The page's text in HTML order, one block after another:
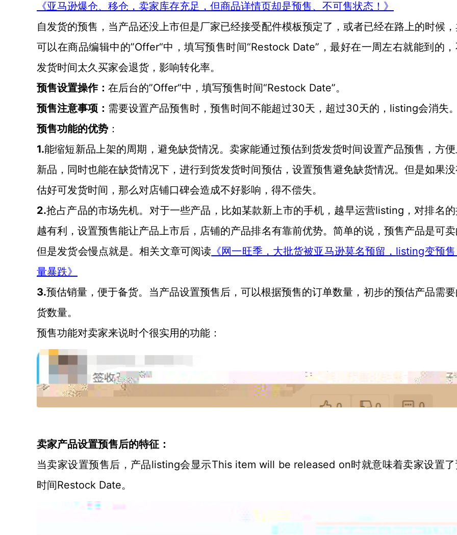
《亚马逊爆仓、移仓，卖家库存充足，但商品详情页却是预售、不可售状态！》
自发货的预售，当产品还没上市但是厂家已经接受配件模板预定了，或者已经在路上的时候
可以在商品编辑中的”Offer“中，填写预售时间“Restock Date”，最好在一周左右就能到的
发货时间太久买家会退货，影响转化率。
预售设置操作： 在后台的”Offer“中，填写预售时间“Restock Date”。
预售注意事项： 需要设置产品预售时，预售时间不能超过30天，超过30天的，listing会消失
预售功能的优势 ：
1.能缩短新品上架的周期，避免缺货情况。卖家能通过预估到货发货时间设置产品预售，方
新品，同时也能在缺货情况下，进行到货发货时间预估，设置预售避免缺货情况。但是如果
估好可发货时间，那么对店铺口碑会造成不好影响，得不偿失。
2.抢占产品的市场先机。对于一些产品，比如某款新上市的手机，越早运营listing，对排名
越有利，设置预售能让产品上市后，店铺的产品排名有靠前优势。简单的说，预售产品是可
但是发货会慢点就是。相关文章可阅读 《网一旺季，大批货被亚马逊莫名预留， listing变预
量暴跌》
3.预估销量，便于备货。当产品设置预售后，可以根据预售的订单数量，初步的预估产品需
货数量。
预售功能对卖家来说时个很实用的功能：
卖家产品设置预售后的特征：
当卖家设置预售后，产品listing会显示This item will be released on时就意味着卖家设置了
时间Restock Date。